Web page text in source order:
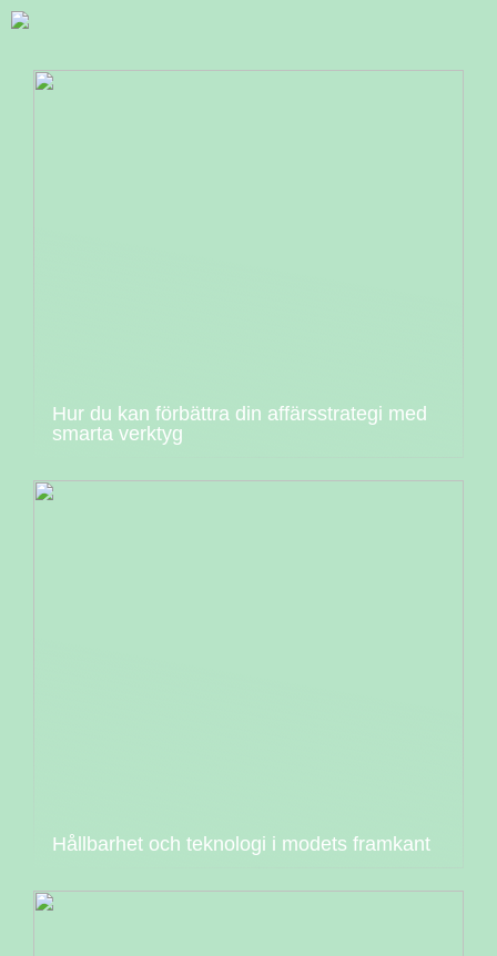
Hur du kan förbättra din affärsstrategi med
smarta verktyg
Hållbarhet och teknologi i modets framkant